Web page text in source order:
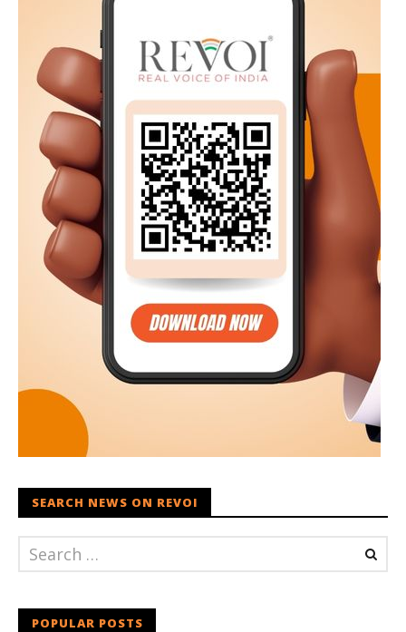
SEARCH NEWS ON REVOI
POPULAR POSTS